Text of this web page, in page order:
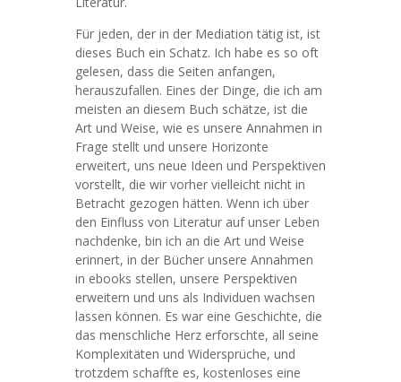
Für jeden, der in der Mediation tätig ist, ist
dieses Buch ein Schatz. Ich habe es so oft
gelesen, dass die Seiten anfangen,
herauszufallen. Eines der Dinge, die ich am
meisten an diesem Buch schätze, ist die
Art und Weise, wie es unsere Annahmen in
Frage stellt und unsere Horizonte
erweitert, uns neue Ideen und Perspektiven
vorstellt, die wir vorher vielleicht nicht in
Betracht gezogen hätten. Wenn ich über
den Einfluss von Literatur auf unser Leben
nachdenke, bin ich an die Art und Weise
erinnert, in der Bücher unsere Annahmen
in ebooks stellen, unsere Perspektiven
erweitern und uns als Individuen wachsen
lassen können. Es war eine Geschichte, die
das menschliche Herz erforschte, all seine
Komplexitäten und Widersprüche, und
trotzdem schaffte es, kostenloses eine